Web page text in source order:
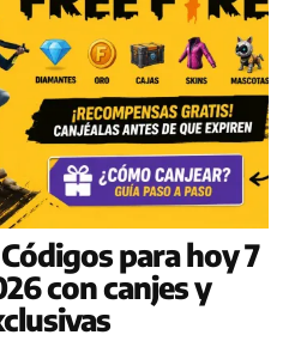
para hoy 7
con canjes y